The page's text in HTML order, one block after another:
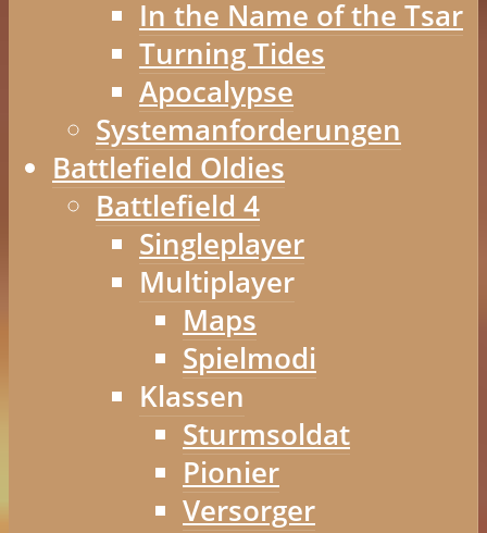
In the Name of the Tsar
Turning Tides
Apocalypse
Systemanforderungen
Battlefield Oldies
Battlefield 4
Singleplayer
Multiplayer
Maps
Spielmodi
Klassen
Sturmsoldat
Pionier
Versorger